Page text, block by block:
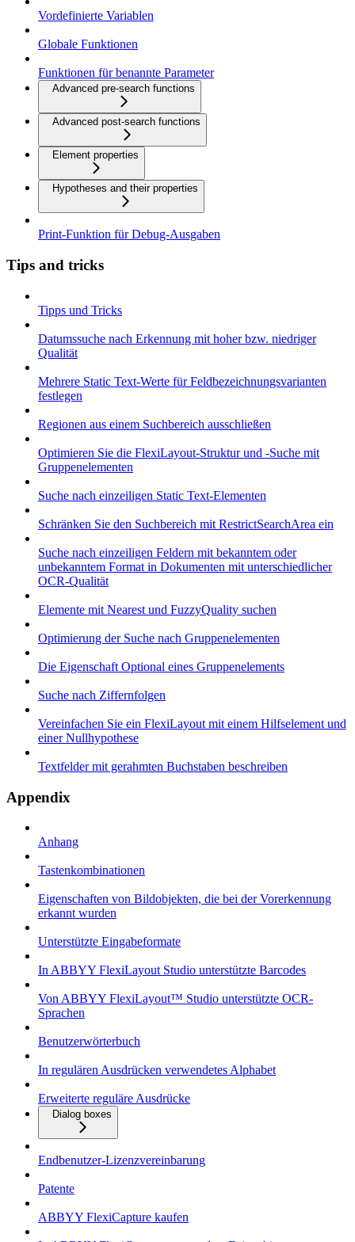
Vordefinierte Variablen
Globale Funktionen
Funktionen für benannte Parameter
Advanced pre-search functions
Advanced post-search functions
Element properties
Hypotheses and their properties
Print-Funktion für Debug-Ausgaben
Tips and tricks
Tipps und Tricks
Datumssuche nach Erkennung mit hoher bzw. niedriger
Qualität
Mehrere Static Text-Werte für Feldbezeichnungsvarianten
festlegen
Regionen aus einem Suchbereich ausschließen
Optimieren Sie die FlexiLayout-Struktur und -Suche mit
Gruppenelementen
Suche nach einzeiligen Static Text-Elementen
Schränken Sie den Suchbereich mit RestrictSearchArea ein
Suche nach einzeiligen Feldern mit bekanntem oder
unbekanntem Format in Dokumenten mit unterschiedlicher
OCR-Qualität
Elemente mit Nearest und FuzzyQuality suchen
Optimierung der Suche nach Gruppenelementen
Die Eigenschaft Optional eines Gruppenelements
Suche nach Ziffernfolgen
Vereinfachen Sie ein FlexiLayout mit einem Hilfselement und
einer Nullhypothese
Textfelder mit gerahmten Buchstaben beschreiben
Appendix
Anhang
Tastenkombinationen
Eigenschaften von Bildobjekten, die bei der Vorerkennung
erkannt wurden
Unterstützte Eingabeformate
In ABBYY FlexiLayout Studio unterstützte Barcodes
Von ABBYY FlexiLayout™ Studio unterstützte OCR-
Sprachen
Benutzerwörterbuch
In regulären Ausdrücken verwendetes Alphabet
Erweiterte reguläre Ausdrücke
Dialog boxes
Endbenutzer-Lizenzvereinbarung
Patente
ABBYY FlexiCapture kaufen